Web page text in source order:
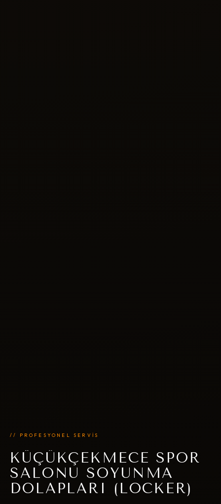
// PROFESYONEL SERVİS
KÜÇÜKÇEKMECE SPOR
SALONU SOYUNMA
DOLAPLARI (LOCKER)